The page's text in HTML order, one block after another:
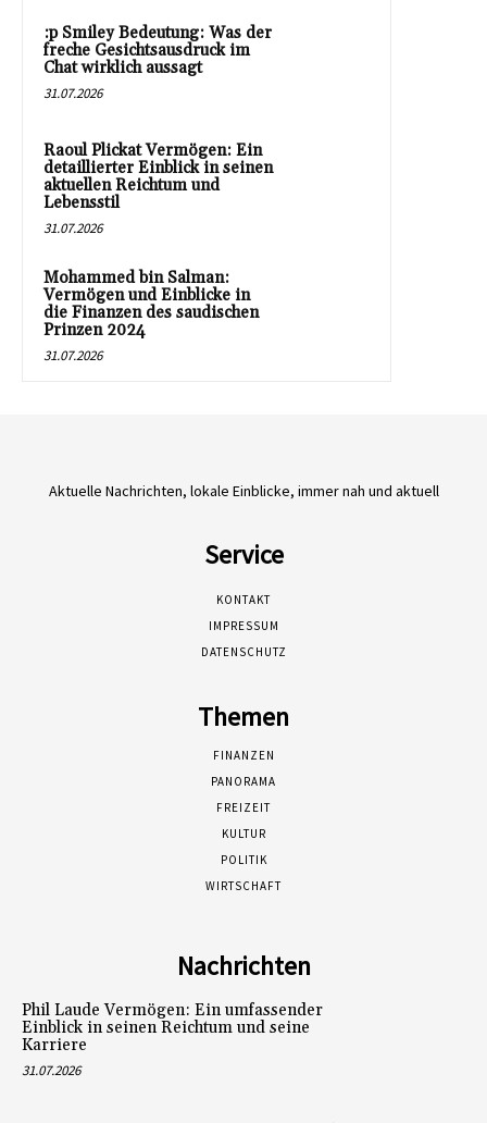
:p Smiley Bedeutung: Was der
freche Gesichtsausdruck im
Chat wirklich aussagt
31.07.2026
Raoul Plickat Vermögen: Ein
detaillierter Einblick in seinen
aktuellen Reichtum und
Lebensstil
31.07.2026
Mohammed bin Salman:
Vermögen und Einblicke in
die Finanzen des saudischen
Prinzen 2024
31.07.2026
Aktuelle Nachrichten, lokale Einblicke, immer nah und aktuell
Service
KONTAKT
IMPRESSUM
DATENSCHUTZ
Themen
FINANZEN
PANORAMA
FREIZEIT
KULTUR
POLITIK
WIRTSCHAFT
Nachrichten
Phil Laude Vermögen: Ein umfassender
Einblick in seinen Reichtum und seine
Karriere
31.07.2026